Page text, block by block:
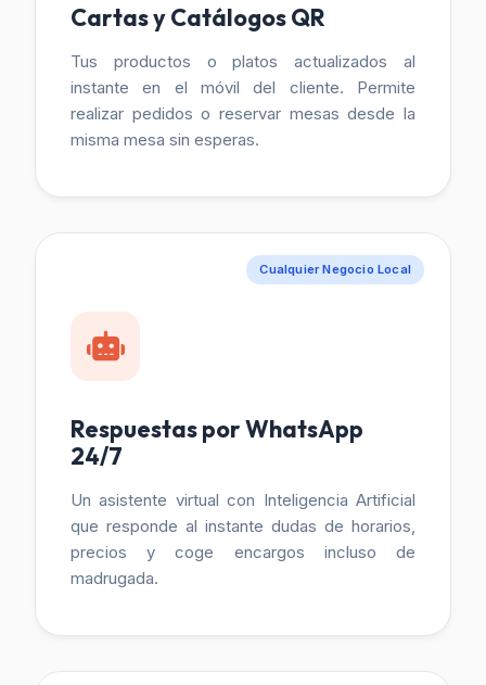
Cartas y Catálogos QR
Tus productos o platos actualizados al
instante en el móvil del cliente. Permite
realizar pedidos o reservar mesas desde la
misma mesa sin esperas.
Cualquier Negocio Local
Respuestas por WhatsApp
24/7
Un asistente virtual con Inteligencia Artificial
que responde al instante dudas de horarios,
precios y coge encargos incluso de
madrugada.